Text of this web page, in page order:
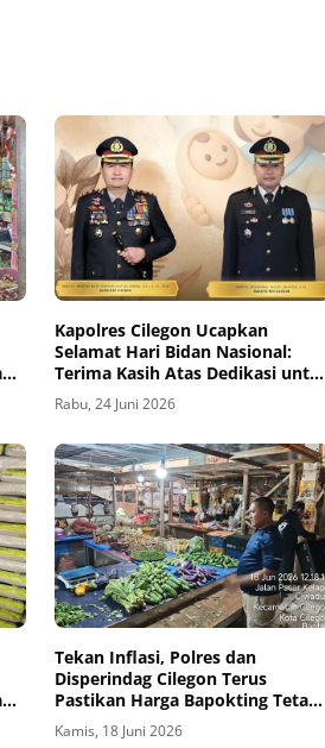
Kapolres Cilegon Ucapkan
Selamat Hari Bidan Nasional:
Terima Kasih Atas Dedikasi untuk
Ibu dan Anak
Rabu, 24 Juni 2026
Tekan Inflasi, Polres dan
Disperindag Cilegon Terus
Pastikan Harga Bapokting Tetap
Stabil setelah lebaran idul adha.
Kamis, 18 Juni 2026